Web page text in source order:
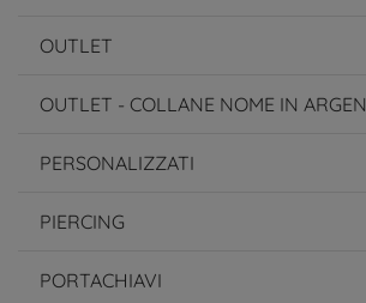
OUTLET
OUTLET - COLLANE NOME IN
PERSONALIZZATI
PIERCING
PORTACHIAVI